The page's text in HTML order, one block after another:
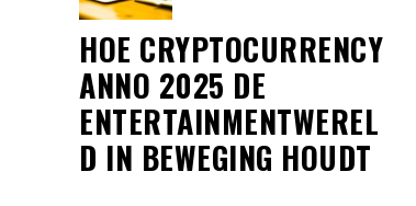
HOE CRYPTOCURRENCY
ANNO 2025 DE
ENTERTAINMENTWEREL
D IN BEWEGING HOUDT